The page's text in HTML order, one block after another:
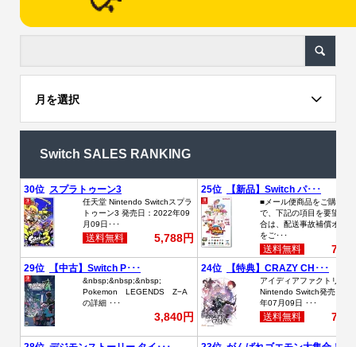
月を選択
Switch SALES RANKING